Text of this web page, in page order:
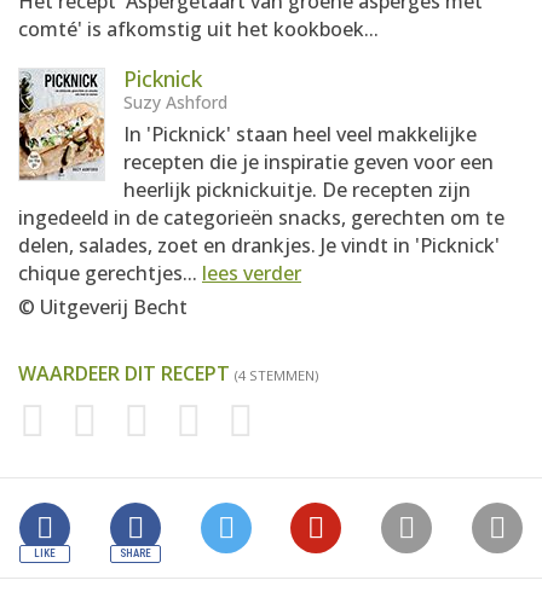
comté' is afkomstig uit het kookboek...
Picknick
Suzy Ashford
In 'Picknick' staan heel veel makkelijke
recepten die je inspiratie geven voor een
heerlijk picknickuitje. De recepten zijn
ingedeeld in de categorieën snacks, gerechten om te
delen, salades, zoet en drankjes. Je vindt in 'Picknick'
chique gerechtjes... lees verder
© Uitgeverij Becht
WAARDEER DIT RECEPT (4 STEMMEN)